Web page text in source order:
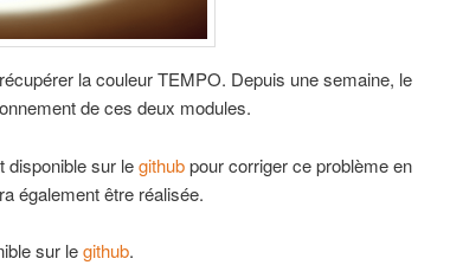
la couleur TEMPO. Depuis une semaine, le
de ces deux modules.
disponible sur legithubpour corriger ce problème en
également être réalisée.
sur legithub.